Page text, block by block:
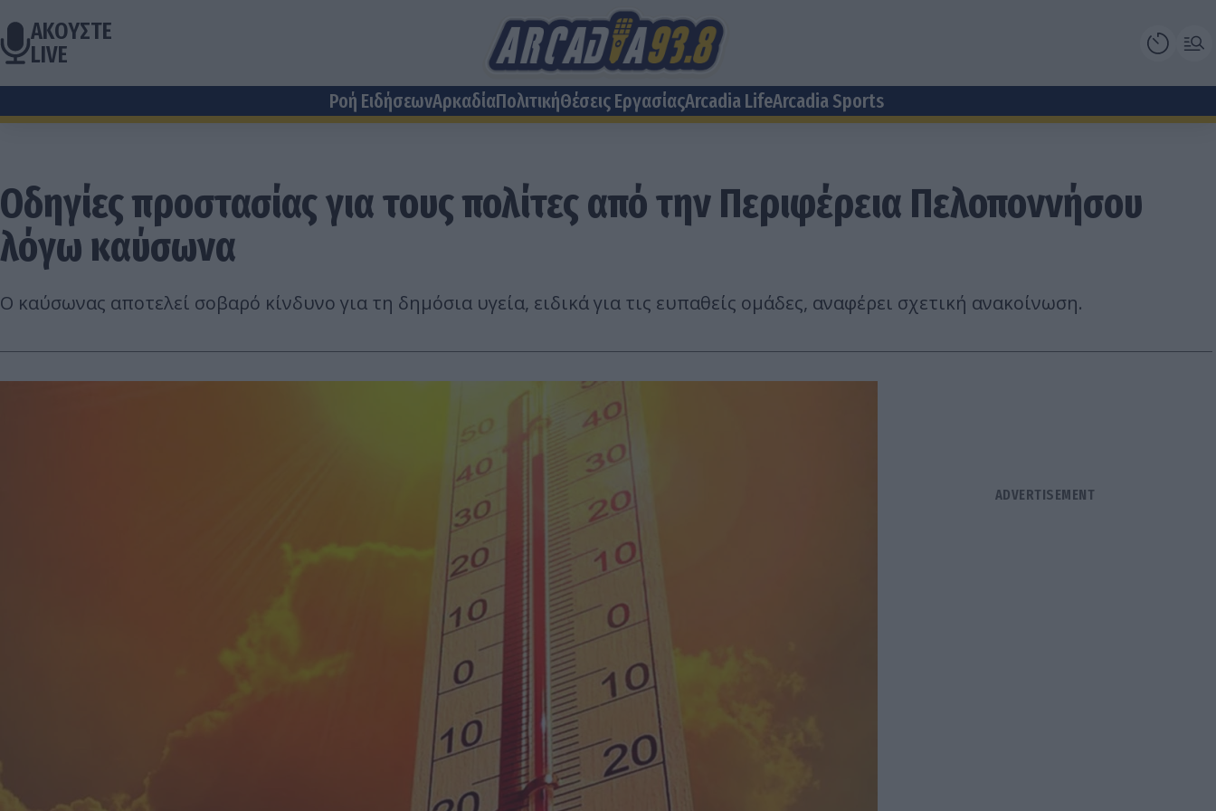
ΑΚΟΥΣΤΕ
LIVE
Ροή ΕιδήσεωνΑρκαδίαΠολιτικήΘέσεις EργασίαςArcadia LifeArcadia Sports
Οδηγίες προστασίας για τους πολίτες από την Περιφέρεια Πελοποννήσου
λόγω καύσωνα
Ο καύσωνας αποτελεί σοβαρό κίνδυνο για τη δημόσια υγεία, ειδικά για τις ευπαθείς ομάδες, αναφέρει σχετική ανακοίνωση.